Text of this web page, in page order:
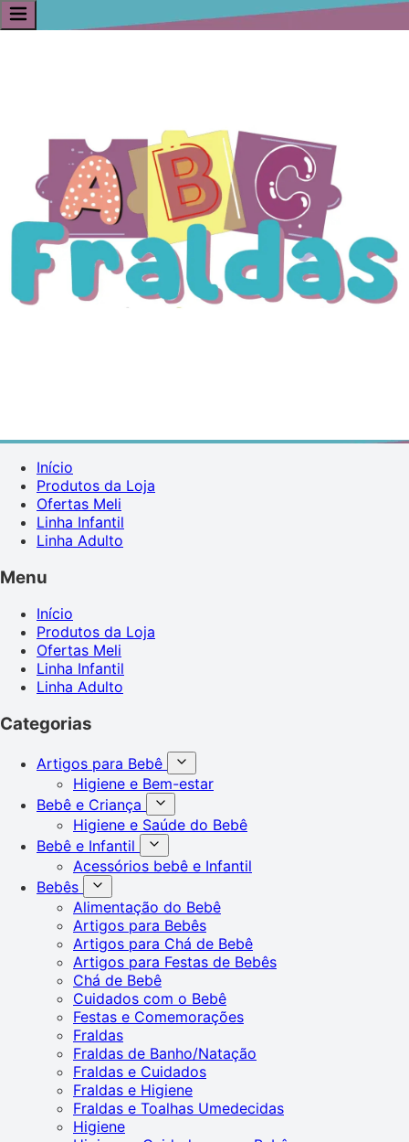
Início
Produtos da Loja
Ofertas Meli
Linha Infantil
Linha Adulto
Menu
Início
Produtos da Loja
Ofertas Meli
Linha Infantil
Linha Adulto
Categorias
Artigos para Bebê
Higiene e Bem-estar
Bebê e Criança
Higiene e Saúde do Bebê
Bebê e Infantil
Acessórios bebê e Infantil
Bebês
Alimentação do Bebê
Artigos para Bebês
Artigos para Chá de Bebê
Artigos para Festas de Bebês
Chá de Bebê
Cuidados com o Bebê
Festas e Comemorações
Fraldas
Fraldas de Banho/Natação
Fraldas e Cuidados
Fraldas e Higiene
Fraldas e Toalhas Umedecidas
Higiene